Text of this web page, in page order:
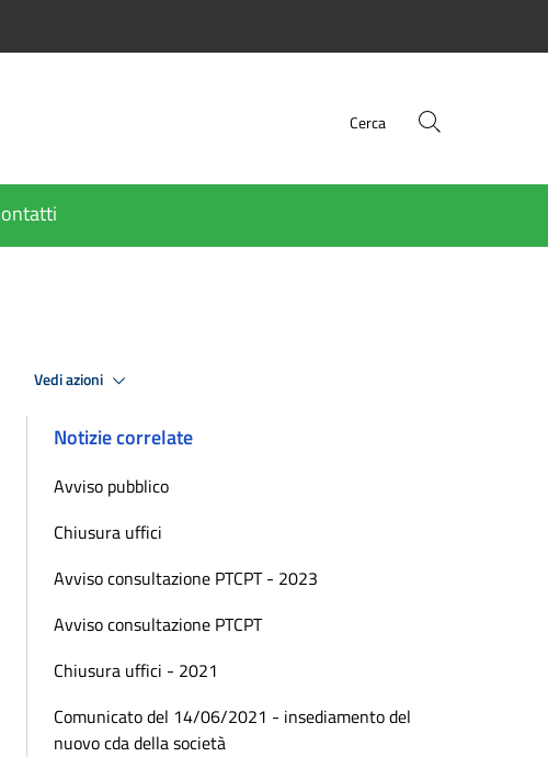
Cerca
Vedi azioni
Notizie correlate
Avviso pubblico
Chiusura uffici
Avviso consultazione PTCPT - 2023
Avviso consultazione PTCPT
Chiusura uffici - 2021
Comunicato del 14/06/2021 - insediamento del
nuovo cda della società